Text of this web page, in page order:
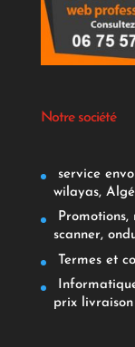
Notre société
service
wilayas,
Promotions,
scanner,
Termes et
prix